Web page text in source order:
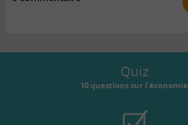
Quiz
10 questions sur l’économie